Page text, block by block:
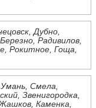
Дубно,
Радивилов,
Рокитное, Гоща,
Смела,
Звенигородка,
Каменка,